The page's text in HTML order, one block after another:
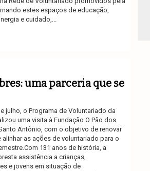
estes espaços de educação,
e cuidado,...
uma parceria que se
julho, o Programa de Voluntariado da
uma visita à Fundação O Pão dos
Antônio, com o objetivo de renovar
alinhar as ações de voluntariado para o
131 anos de história, a
assistência a crianças,
e jovens em situação de